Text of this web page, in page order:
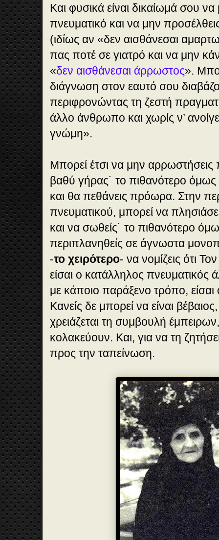
Και φυσικά είναι δικαίωμά σου
πνευματικό και να μην
(ιδίως αν «δεν αισθάνεσαι
πας ποτέ σε γιατρό και να μην
«δεν αισθάνεσαι άρρωστος».
διάγνωση στον εαυτό σου
περιφρονώντας τη ζεστή
άλλο άνθρωπο και χωρίς ν’
γνώμη».
Μπορεί έτσι να μην αρρωστήσεις
βαθύ γήρας˙ το πιθανότερο όμως
και θα πεθάνεις πρόωρα. Στην
πνευματικού, μπορεί να
και να σωθείς˙ το πιθανότερο
περιπλανηθείς σε άγνωστα
-το χειρότερο- να νομίζεις ότι
είσαι ο κατάλληλος πνευματικός
με κάποιο παράξενο τρόπο,
Κανείς δε μπορεί να είναι
χρειάζεται τη συμβουλή
κολακεύουν. Και, για να τη
προς την ταπείνωση.